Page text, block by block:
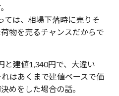
ては、相場下落時に売りそ
物を売るチャンスだからで
建値1,340円で、大違い
はあくまで建値ベースで価
めをした場合の話。